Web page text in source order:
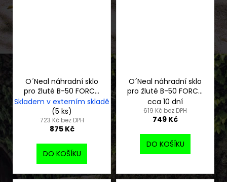
O´Neal náhradní sklo
pro žluté B-50 FORCE,
silver mirror
Skladem v externím skladě
(5 ks)
723 Kč bez DPH
875 Kč
DO KOŠÍKU
O´Neal náhradní sklo
pro žluté B-50 FORCE,
žluté
cca 10 dní
619 Kč bez DPH
749 Kč
DO KOŠÍKU